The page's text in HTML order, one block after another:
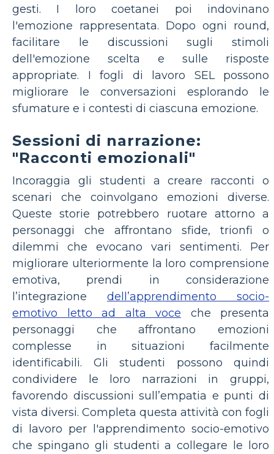
gesti. I loro coetanei poi indovinano
l'emozione rappresentata. Dopo ogni round,
facilitare le discussioni sugli stimoli
dell'emozione scelta e sulle risposte
appropriate. I fogli di lavoro SEL possono
migliorare le conversazioni esplorando le
sfumature e i contesti di ciascuna emozione.
Sessioni di narrazione:
"Racconti emozionali"
Incoraggia gli studenti a creare racconti o
scenari che coinvolgano emozioni diverse.
Queste storie potrebbero ruotare attorno a
personaggi che affrontano sfide, trionfi o
dilemmi che evocano vari sentimenti. Per
migliorare ulteriormente la loro comprensione
emotiva, prendi in considerazione
l’integrazione dell’apprendimento socio-
emotivo letto ad alta voce che presenta
personaggi che affrontano emozioni
complesse in situazioni facilmente
identificabili. Gli studenti possono quindi
condividere le loro narrazioni in gruppi,
favorendo discussioni sull’empatia e punti di
vista diversi. Completa questa attività con fogli
di lavoro per l'apprendimento socio-emotivo
che spingano gli studenti a collegare le loro